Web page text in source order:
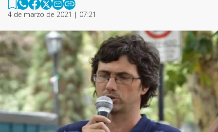
4 de marzo de 2021 | 07:21